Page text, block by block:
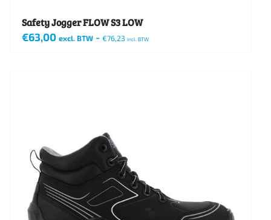
Safety Jogger FLOW S3 LOW
€63,00 excl. BTW - €76,23 incl. BTW
Deze
optie
kan
gekozen